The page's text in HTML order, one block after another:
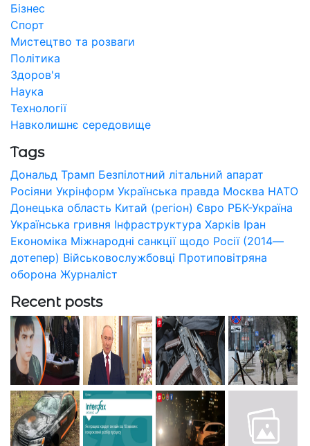
Бізнес
Спорт
Мистецтво та розваги
Політика
Здоров'я
Наука
Технології
Навколишнє середовище
Tags
Дональд Трамп Безпілотний літальний апарат
Росіяни Укрінформ Українська правда Москва НАТО
Донецька область Китай (регіон) Євро РБК-Україна
Українська гривня Інфраструктура Харків Іран
Економіка Міжнародні санкції щодо Росії (2014—
дотепер) Військовослужбовці Протиповітряна
оборона Журналіст
Recent posts